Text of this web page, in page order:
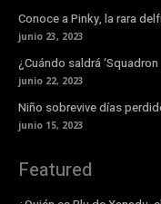
Conoce a Pinky, la rara
junio 23, 2023
¿Cuándo saldrá ‘Squadron
junio 22, 2023
Niño sobrevive días
junio 15, 2023
Featured